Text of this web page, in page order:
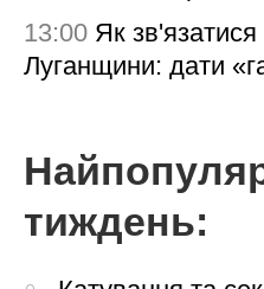
13:00 Як
Луганщини: дати
тиждень: